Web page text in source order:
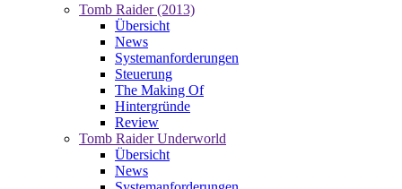
Tomb Raider (2013)
Übersicht
News
Systemanforderungen
Steuerung
The Making Of
Hintergründe
Review
Tomb Raider Underworld
Übersicht
News